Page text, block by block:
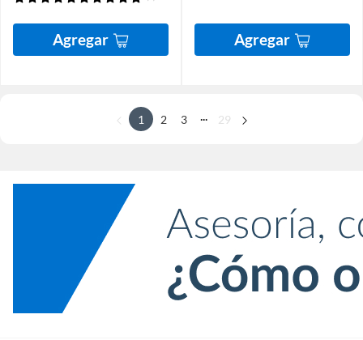
Agregar Agregar
1 2 3 ... 29